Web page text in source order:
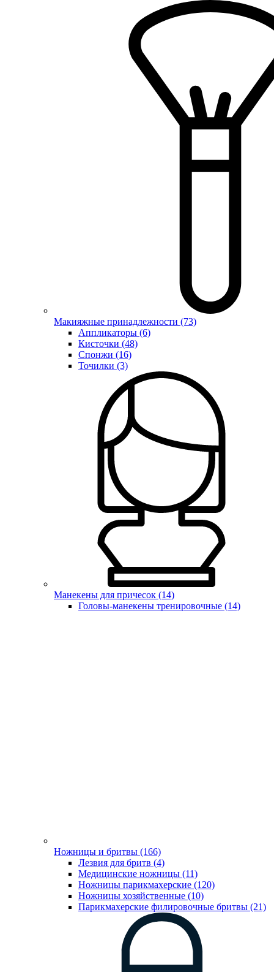
Макияжные принадлежности (73)
Аппликаторы (6)
Кисточки (48)
Спонжи (16)
Точилки (3)
Манекены для причесок (14)
Головы-манекены тренировочные (14)
Ножницы и бритвы (166)
Лезвия для бритв (4)
Медицинские ножницы (11)
Ножницы парикмахерские (120)
Ножницы хозяйственные (10)
Парикмахерские филировочные бритвы (21)